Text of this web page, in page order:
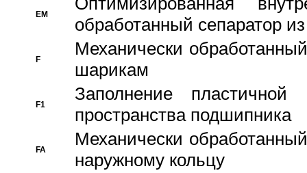
EM
обработанный сепаратор
F
Механически
шарикам
F1
Заполнение
пространства подшипника
FA
Механически
наружному кольцу